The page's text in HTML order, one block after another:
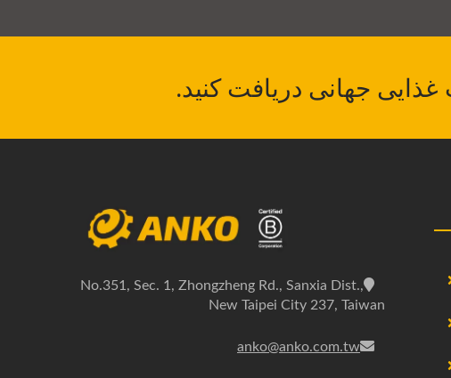
No.351, Sec. 1, Zhongzheng Rd., Sanxia Dist.,
New Taipei City 237, Taiwan
anko@anko.com.tw